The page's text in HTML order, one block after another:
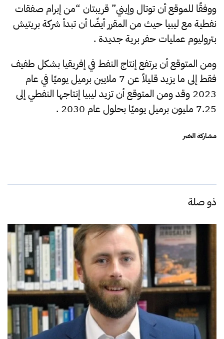
ووفقًا للموقع أن توتال وإيني” قريبتان “من إبرام صفقات
نفطية مع ليبيا حيث من المقرر أيضًا أن تبدأ شركة بريتيش
بتروليوم عمليات حفر برية جديدة .
ومن المتوقع أن يرتفع إنتاج النفط في إفريقيا بشكل طفيف
فقط إلى ما يزيد قليلاً عن 7 ملايين برميل يوميًا في عام
2023 وقد ومن المتوقع أن تزيد ليبيا إنتاجها النفطي إلى
7.25 مليون برميل يوميًا بحلول عام 2030 .
مشاركة الخبر
ذو صلة